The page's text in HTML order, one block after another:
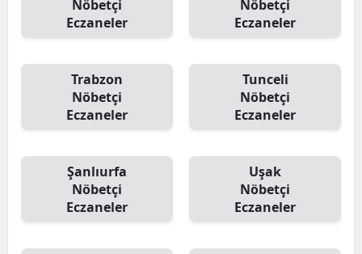
Nöbetçi
Eczaneler
Nöbetçi
Eczaneler
Trabzon
Nöbetçi
Eczaneler
Tunceli
Nöbetçi
Eczaneler
Şanlıurfa
Nöbetçi
Eczaneler
Uşak
Nöbetçi
Eczaneler